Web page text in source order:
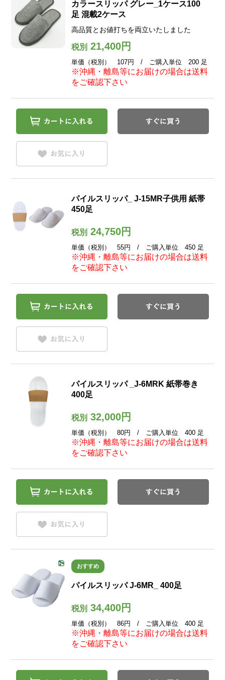
カラースリッパ グレー_1ケース100
足 混載2ケース
高品質とお値打ちを両立いたしました
税別21,400円
単価（税別） 107円 / ご購入単位 200 足
※沖縄・離島等にお届けの場合は送料
をご確認下さい
パイルスリッパ_ J-15MR子供用 紙帯
450足
税別24,750円
単価（税別） 55円 / ご購入単位 450 足
※沖縄・離島等にお届けの場合は送料
をご確認下さい
パイルスリッパ _J-6MRK 紙帯巻き
400足
税別32,000円
単価（税別） 80円 / ご購入単位 400 足
※沖縄・離島等にお届けの場合は送料
をご確認下さい
おすすめ
パイルスリッパ J-6MR_ 400足
税別34,400円
単価（税別） 86円 / ご購入単位 400 足
※沖縄・離島等にお届けの場合は送料
をご確認下さい